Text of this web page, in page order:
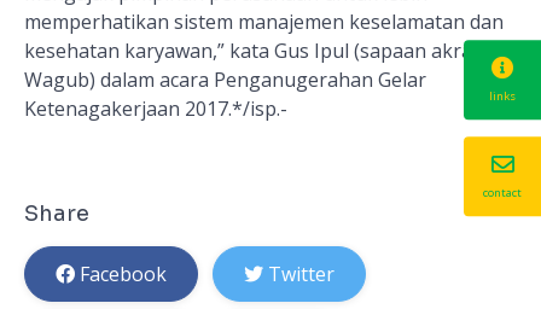
memperhatikan sistem manajemen keselamatan dan
kesehatan karyawan,” kata Gus Ipul (sapaan akrab
Wagub) dalam acara Penganugerahan Gelar
Ketenagakerjaan 2017.*/isp.-
Share
Facebook Twitter
links
contact